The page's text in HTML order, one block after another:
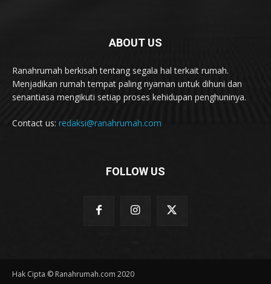
ABOUT US
Ranahrumah berkisah tentang segala hal terkait rumah.
Menjadikan rumah tempat paling nyaman untuk dihuni dan
senantiasa mengikuti setiap proses kehidupan penghuninya.
Contact us: redaksi@ranahrumah.com
FOLLOW US
Hak Cipta © Ranahrumah.com 2020